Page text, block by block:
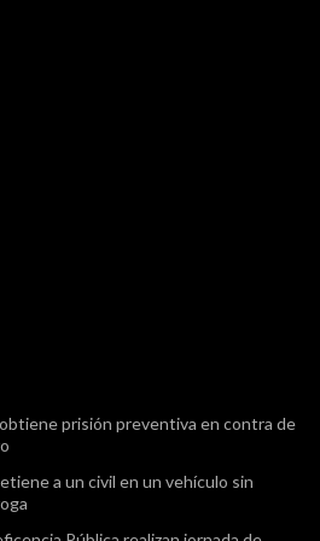
prisión preventiva en contra de
a un civil en un vehículo sin